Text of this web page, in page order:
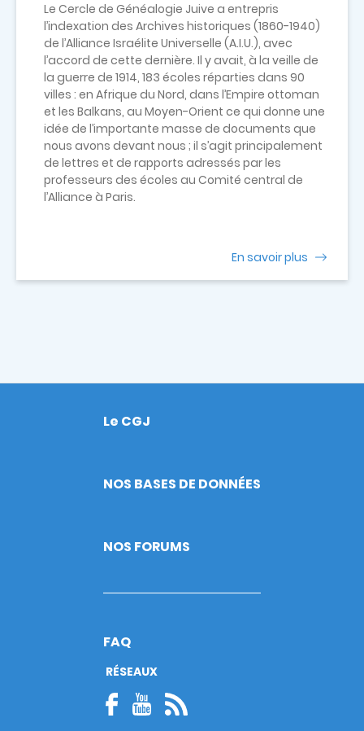
Le Cercle de Généalogie Juive a entrepris
l’indexation des Archives historiques (1860-1940)
de l’Alliance Israélite Universelle (A.I.U.), avec
l’accord de cette dernière. Il y avait, à la veille de
la guerre de 1914, 183 écoles réparties dans 90
villes : en Afrique du Nord, dans l’Empire ottoman
et les Balkans, au Moyen-Orient ce qui donne une
idée de l’importante masse de documents que
nous avons devant nous ; il s’agit principalement
de lettres et de rapports adressés par les
professeurs des écoles au Comité central de
l’Alliance à Paris.
En savoir plus
Footer
Le CGJ
NOS BASES DE DONNÉES
NOS FORUMS
FAQ
RÉSEAUX